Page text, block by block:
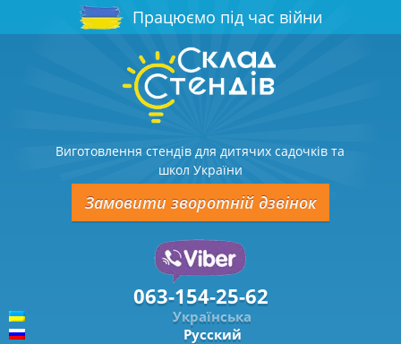
Працюємо під час війни
Виготовлення стендів для дитячих садочків та
школ України
Замовити зворотній дзвінок
063-154-25-62
Українська
Русский